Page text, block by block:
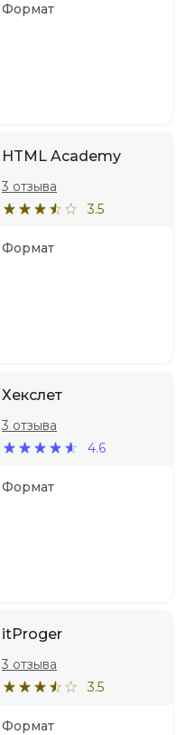
Формат
HTML Academy
3.5
3 отзыва
Формат
Хекслет
4.6
3 отзыва
Формат
itProger
3.5
3 отзыва
Формат